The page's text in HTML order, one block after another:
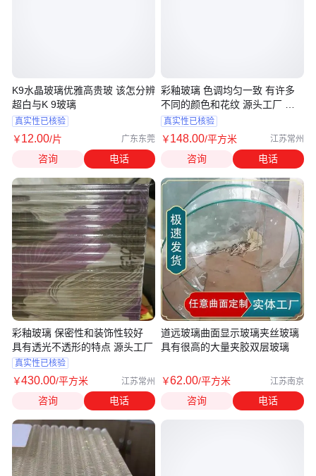
K9水晶玻璃优雅高贵玻 该怎分辨
超白与K 9玻璃
真实性已核验
￥12.00/片 广东东莞
咨询 电话
彩釉玻璃 保密性和装饰性较好
具有透光不透形的特点 源头工厂
真实性已核验
￥430.00/平方米 江苏常州
咨询 电话
彩釉玻璃 色调均匀一致 有许多
不同的颜色和花纹 源头工厂 厂
家定制
真实性已核验
￥148.00/平方米 江苏常州
咨询 电话
道远玻璃曲面显示玻璃夹丝玻璃
具有很高的大量夹胶双层玻璃
￥62.00/平方米 江苏南京
咨询 电话